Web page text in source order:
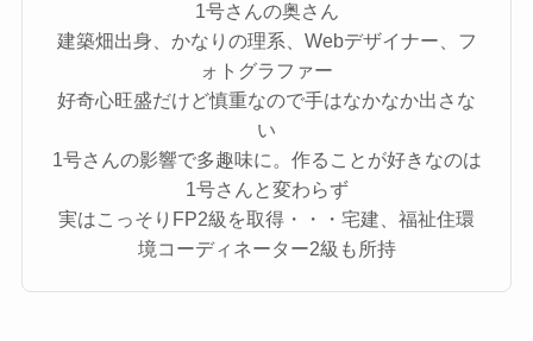
1号さんの奥さん
建築畑出身、かなりの理系、Webデザイナー、フ
ォトグラファー
好奇心旺盛だけど慎重なので手はなかなか出さな
い
1号さんの影響で多趣味に。作ることが好きなのは
1号さんと変わらず
実はこっそりFP2級を取得・・・宅建、福祉住環
境コーディネーター2級も所持